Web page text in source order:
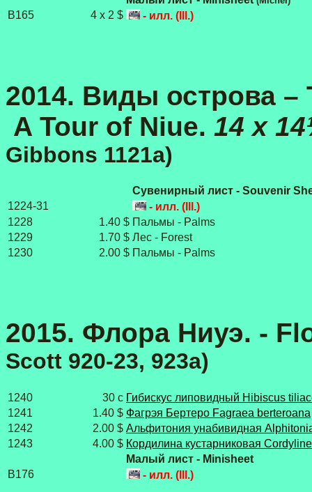
B165 4 x 2 $ - илл. (Ill.)
2014. Виды острова –
A Tour of Niue. 14 x
Gibbons 1121a)
Сувенирный лист - Souvenir
1224-31
- илл. (Ill.)
1228
1.40 $ Пальмы - Palms
1229
1.70 $ Лес - Forest
1230
2.00 $ Пальмы - Palms
2015. Флора Ниуэ. -
Scott 920-23, 923a)
1240 30 c Гибискус липовидный Hibiscus
1241
1.40 $ Фагрэя Бертеро Fagraea berteroana
1242
2.00 $ Альфитония унабивидная
1243
4.00 $ Кордилина кустарниковая
Малый лист - Minisheet
B176
- илл. (Ill.)